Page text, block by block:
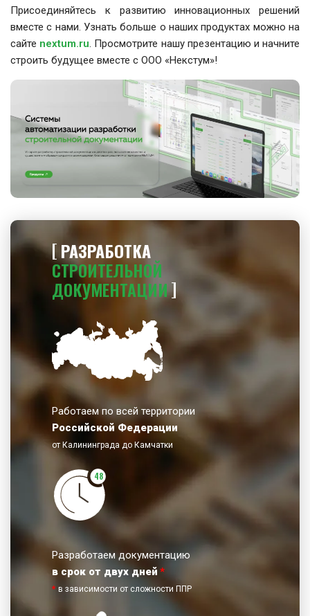
Присоединяйтесь к развитию инновационных решений
вместе с нами. Узнать больше о наших продуктах можно на
сайте nextum.ru. Просмотрите нашу презентацию и начните
строить будущее вместе с ООО «Некстум»!
РАЗРАБОТКА
СТРОИТЕЛЬНОЙ
ДОКУМЕНТАЦИИ
Работаем по всей территории
Российской Федерации
от Калининграда до Камчатки
48
Разработаем документацию
в срок от двух дней *
* в зависимости от сложности ППР